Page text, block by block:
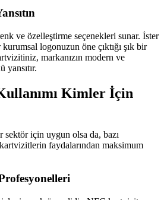
ve özelleştirme seçenekleri sunar. İster
logonuzun öne çıktığı şık bir
markanızın modern ve
Kimler İçin
sektör için uygun olsa da, bazı
faydalarından maksimum